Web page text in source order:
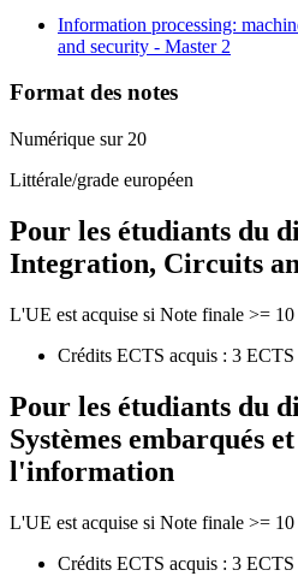
Information processing:
and security - Master 2
Format des notes
Numérique sur 20
Littérale/grade européen
Pour les étudiants du
Integration, Circuits
L'UE est acquise si Note finale >= 10
Crédits ECTS acquis : 3 ECTS
Pour les étudiants du
Systèmes embarqués
l'information
L'UE est acquise si Note finale >= 10
Crédits ECTS acquis : 3 ECTS